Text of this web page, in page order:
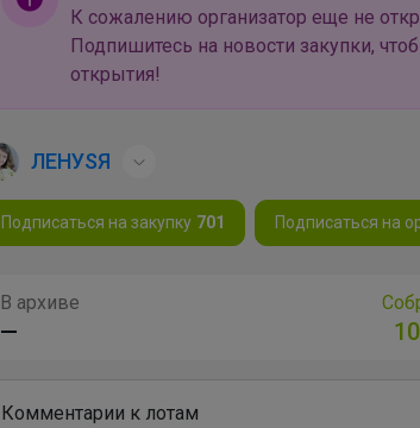
К сожалению организатор еще не
Подпишитесь на новости закупки,
открытия!
ЛЕНУSЯ
Подписаться на закупку 701 Подписаться на
В архиве
—
Комментарии к лотам